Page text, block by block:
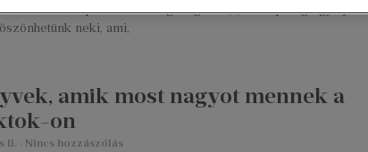
és népszerűvé a segítségével.[1] Most pedig egy új
neki, ami,
amik most nagyot mennek a
on
Nincs hozzászólás